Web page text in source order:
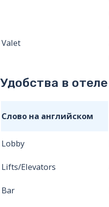
Valet
Удобства в отеле
Слово на английском
Lobby
Lifts/Elevators
Bar